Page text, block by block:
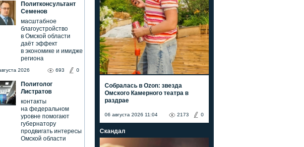
Политконсультант
Семенов
масштабное
благоустройство
в Омской области
даёт эффект
в экономике и имидже
региона
693 0
2026
Политолог
Листратов
контакты
на федеральном
уровне помогают
губернатору
продвигать интересы
Омской области
Собралась в Ozon: звезда
Омского Камерного театра в
раздрае
06 августа 2026 11:04 0
2173
Скандал